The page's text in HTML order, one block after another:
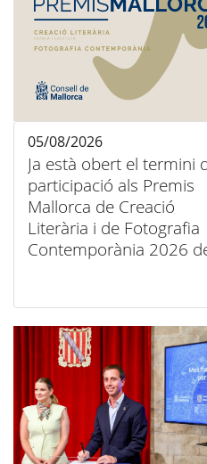
Ja està obert el termini
participació als Premis
Mallorca de Creació
Literària i de Fotografia
Contemporània 2026
05/08/2026